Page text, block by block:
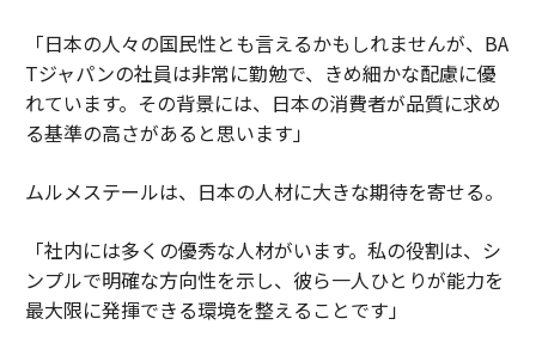
「日本の人々の国民性とも言えるかもしれませんが、BA
Tジャパンの社員は非常に勤勉で、きめ細かな配慮に優
れています。その背景には、日本の消費者が品質に求め
る基準の高さがあると思います」
ムルメステールは、日本の人材に大きな期待を寄せる。
「社内には多くの優秀な人材がいます。私の役割は、シ
ンプルで明確な方向性を示し、彼ら一人ひとりが能力を
最大限に発揮できる環境を整えることです」